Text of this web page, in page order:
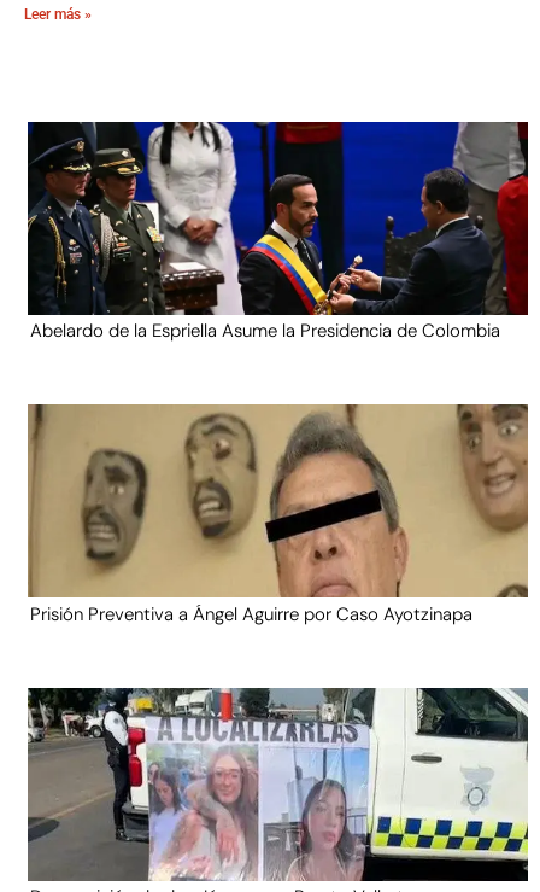
Leer más »
Abelardo de la Espriella Asume la Presidencia de Colombia
Prisión Preventiva a Ángel Aguirre por Caso Ayotzinapa